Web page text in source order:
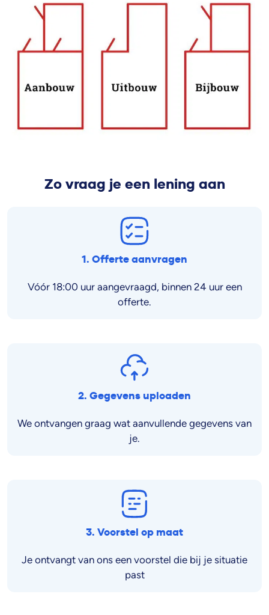
Zo vraag je een lening aan
1. Offerte aanvragen
Vóór 18:00 uur aangevraagd, binnen 24 uur een
offerte.
2. Gegevens uploaden
We ontvangen graag wat aanvullende gegevens van
je.
3. Voorstel op maat
Je ontvangt van ons een voorstel die bij je situatie
past